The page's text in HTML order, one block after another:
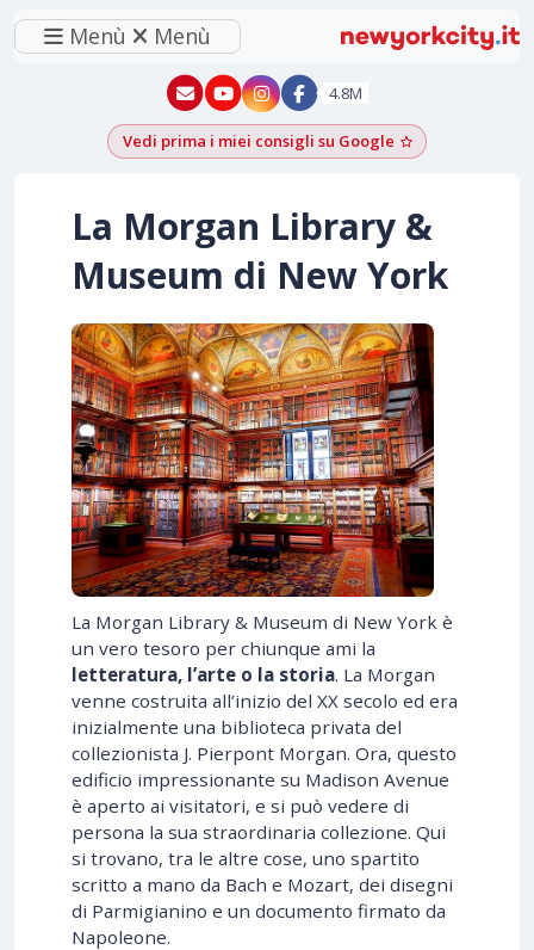
Menù Menù
New York - YouTube
New York - Instagram
4.8M
Vedi prima i miei consigli su Google Aggiungi
La Morgan Library &
Museum di New York
La Morgan Library & Museum di New York è
un vero tesoro per chiunque ami la
letteratura, l’arte o la storia. La Morgan
venne costruita all’inizio del XX secolo ed era
inizialmente una biblioteca privata del
collezionista J. Pierpont Morgan. Ora, questo
edificio impressionante su Madison Avenue
è aperto ai visitatori, e si può vedere di
persona la sua straordinaria collezione. Qui
si trovano, tra le altre cose, uno spartito
scritto a mano da Bach e Mozart, dei disegni
di Parmigianino e un documento firmato da
Napoleone.